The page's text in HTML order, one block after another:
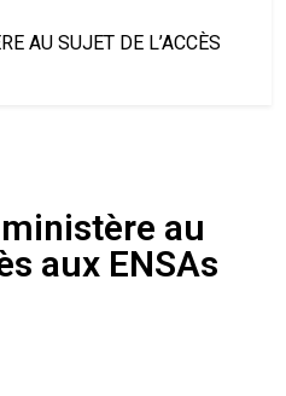
AU SUJET DE L’ACCÈS
au
aux ENSAs